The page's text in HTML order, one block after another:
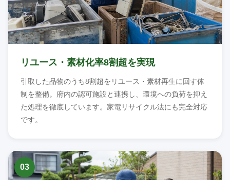
リユース・素材化率8割超を実現
引取した品物のうち8割超をリユース・素材再生に回す体
制を整備。府内の認可施設と連携し、環境への負荷を抑え
た処理を徹底しています。家電リサイクル法にも完全対応
です。
03